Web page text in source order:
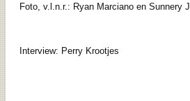
Foto, v.l.n.r.: Ryan Marciano en Sunnery
Interview: Perry Krootjes